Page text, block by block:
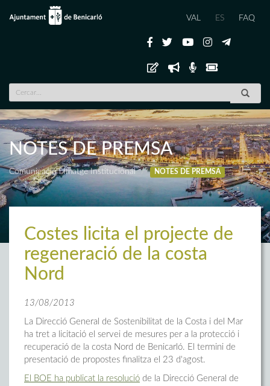
VAL ES FAQ
NOTES DE PREMSA
Comunicació i Imatge Institucional NOTES DE PREMSA
Costes licita el projecte de
regeneració de la costa
Nord
13/08/2013
La Direcció General de Sostenibilitat de la Costa i del Mar
ha tret a licitació el servei de mesures per a la protecció i
recuperació de la costa Nord de Benicarló. El termini de
presentació de propostes finalitza el 23 d'agost.
El BOE ha publicat la resolució de la Direcció General de